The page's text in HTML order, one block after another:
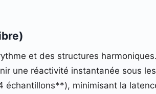
et des structures
une réactivité instantanée sous
minimisant la